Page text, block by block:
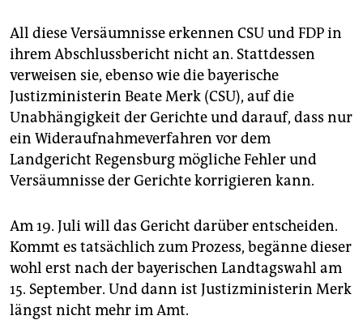
All diese Versäumnisse erkennen CSU und FDP in
ihrem Abschlussbericht nicht an. Stattdessen
verweisen sie, ebenso wie die bayerische
Justizministerin Beate Merk (CSU), auf die
Unabhängigkeit der Gerichte und darauf, dass nur
ein Wideraufnahmeverfahren vor dem
Landgericht Regensburg mögliche Fehler und
Versäumnisse der Gerichte korrigieren kann.
Am 19. Juli will das Gericht darüber entscheiden.
Kommt es tatsächlich zum Prozess, begänne dieser
wohl erst nach der bayerischen Landtagswahl am
15. September. Und dann ist Justizministerin Merk
längst nicht mehr im Amt.